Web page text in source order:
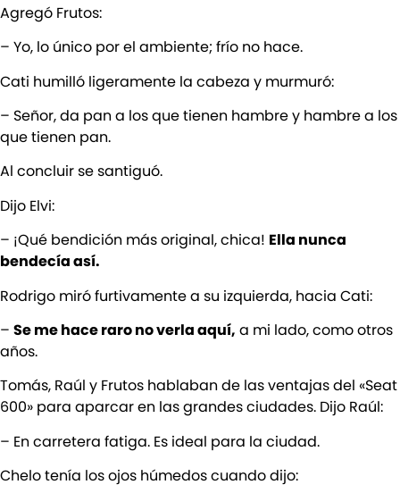
Agregó Frutos:
– Yo, lo único por el ambiente; frío no hace.
Cati humilló ligeramente la cabeza y murmuró:
– Señor, da pan a los que tienen hambre y hambre a los
que tienen pan.
Al concluir se santiguó.
Dijo Elvi:
– ¡Qué bendición más original, chica! Ella nunca
bendecía así.
Rodrigo miró furtivamente a su izquierda, hacia Cati:
– Se me hace raro no verla aquí, a mi lado, como otros
años.
Tomás, Raúl y Frutos hablaban de las ventajas del «Seat
600» para aparcar en las grandes ciudades. Dijo Raúl:
– En carretera fatiga. Es ideal para la ciudad.
Chelo tenía los ojos húmedos cuando dijo: